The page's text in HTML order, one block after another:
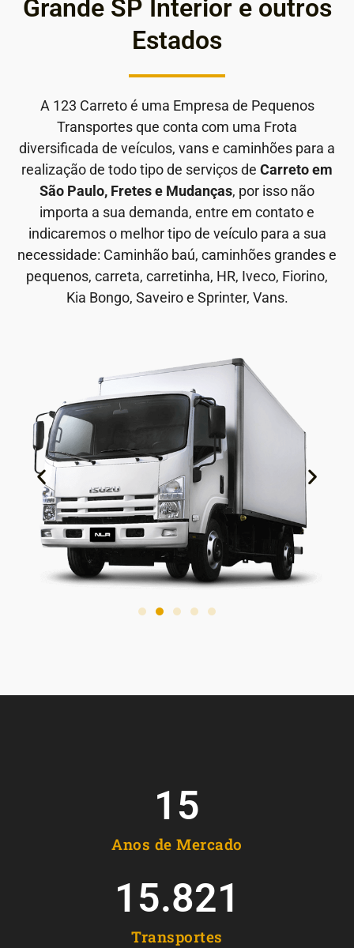
Grande SP Interior e outros
Estados
A 123 Carreto é uma Empresa de Pequenos
Transportes que conta com uma Frota
diversificada de veículos, vans e caminhões para a
realização de todo tipo de serviços de Carreto em
São Paulo, Fretes e Mudanças, por isso não
importa a sua demanda, entre em contato e
indicaremos o melhor tipo de veículo para a sua
necessidade: Caminhão baú, caminhões grandes e
pequenos, carreta, carretinha, HR, Iveco, Fiorino,
Kia Bongo, Saveiro e Sprinter, Vans.
Anos de Mercado
15
Transportes
15.821